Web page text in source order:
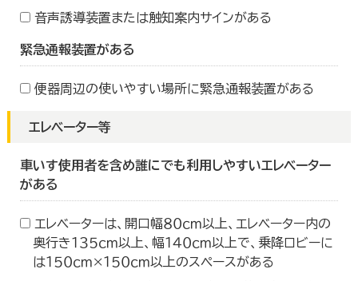
音声誘導装置または触知案内サインがある
緊急通報装置がある
便器周辺の使いやすい場所に緊急通報装置がある
エレベーター等
車いす使用者を含め誰にでも利用しやすいエレベーター
がある
エレベーターは、開口幅８０ｃｍ以上、エレベーター内の
奥行き１３５ｃｍ以上、幅１４０ｃｍ以上で、乗降ロビーに
は１５０ｃｍ×１５０ｃｍ以上のスペースがある